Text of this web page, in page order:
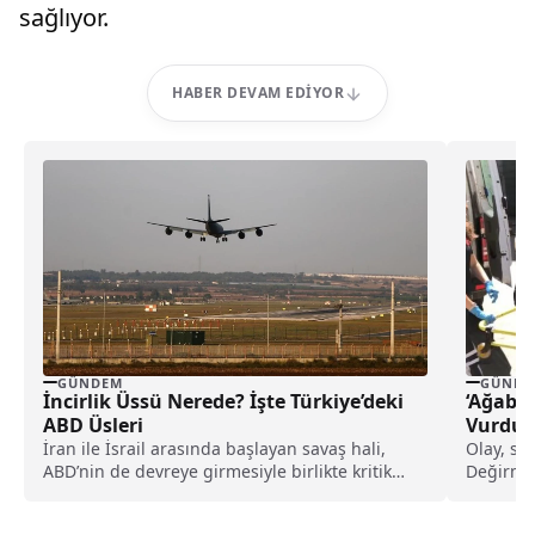
sağlıyor.
HABER DEVAM EDIYOR
GÜNDEM
İncirlik Üssü Nerede? İşte Türkiye’deki
ABD Üsleri
İran ile İsrail arasında başlayan savaş hali,
ABD’nin de devreye girmesiyle birlikte kritik
Vurdu
Olay,